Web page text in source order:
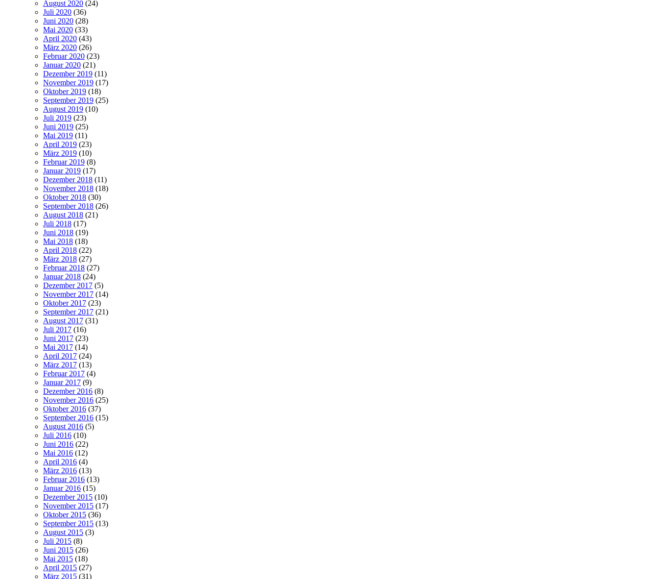
August 2020 (24)
Juli 2020 (36)
Juni 2020 (28)
Mai 2020 (33)
April 2020 (43)
März 2020 (26)
Februar 2020 (23)
Januar 2020 (21)
Dezember 2019 (11)
November 2019 (17)
Oktober 2019 (18)
September 2019 (25)
August 2019 (10)
Juli 2019 (23)
Juni 2019 (25)
Mai 2019 (11)
April 2019 (23)
März 2019 (10)
Februar 2019 (8)
Januar 2019 (17)
Dezember 2018 (11)
November 2018 (18)
Oktober 2018 (30)
September 2018 (26)
August 2018 (21)
Juli 2018 (17)
Juni 2018 (19)
Mai 2018 (18)
April 2018 (22)
März 2018 (27)
Februar 2018 (27)
Januar 2018 (24)
Dezember 2017 (5)
November 2017 (14)
Oktober 2017 (23)
September 2017 (21)
August 2017 (31)
Juli 2017 (16)
Juni 2017 (23)
Mai 2017 (14)
April 2017 (24)
März 2017 (13)
Februar 2017 (4)
Januar 2017 (9)
Dezember 2016 (8)
November 2016 (25)
Oktober 2016 (37)
September 2016 (15)
August 2016 (5)
Juli 2016 (10)
Juni 2016 (22)
Mai 2016 (12)
April 2016 (4)
März 2016 (13)
Februar 2016 (13)
Januar 2016 (15)
Dezember 2015 (10)
November 2015 (17)
Oktober 2015 (36)
September 2015 (13)
August 2015 (3)
Juli 2015 (8)
Juni 2015 (26)
Mai 2015 (18)
April 2015 (27)
März 2015 (31)